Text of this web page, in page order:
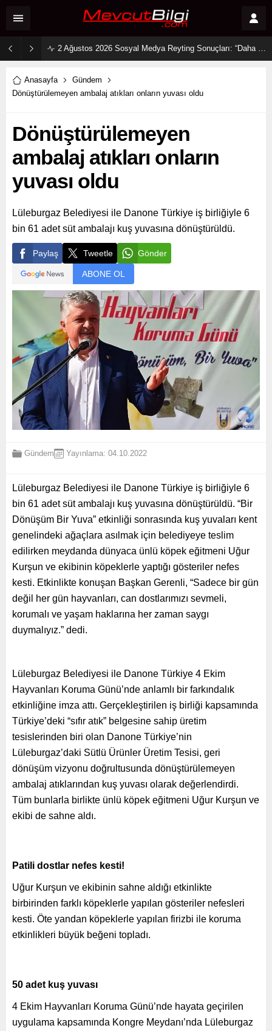
2 Ağustos 2026 Sosyal Medya Reyting Sonuçları: “Daha 17” Ekranlara Ambargo Koydu!
Anasayfa
Gündem
Dönüştürülemeyen ambalaj atıkları onların yuvası oldu
Dönüştürülemeyen
ambalaj atıkları onların
yuvası oldu
Lüleburgaz Belediyesi ile Danone Türkiye iş birliğiyle 6
bin 61 adet süt ambalajı kuş yuvasına dönüştürüldü.
Paylaş Tweetle Gönder
ABONE OL
Gündem Yayınlama: 04.10.2022
Lüleburgaz Belediyesi ile Danone Türkiye iş birliğiyle 6
bin 61 adet süt ambalajı kuş yuvasına dönüştürüldü. “Bir
Dönüşüm Bir Yuva” etkinliği sonrasında kuş yuvaları kent
genelindeki ağaçlara asılmak için belediyeye teslim
edilirken meydanda dünyaca ünlü köpek eğitmeni Uğur
Kurşun ve ekibinin köpeklerle yaptığı gösteriler nefes
kesti. Etkinlikte konuşan Başkan Gerenli, “Sadece bir gün
değil her gün hayvanları, can dostlarımızı sevmeli,
korumalı ve yaşam haklarına her zaman saygı
duymalıyız.” dedi.
Lüleburgaz Belediyesi ile Danone Türkiye 4 Ekim
Hayvanları Koruma Günü’nde anlamlı bir farkındalık
etkinliğine imza attı. Gerçekleştirilen iş birliği kapsamında
Türkiye’deki “sıfır atık” belgesine sahip üretim
tesislerinden biri olan Danone Türkiye’nin
Lüleburgaz’daki Sütlü Ürünler Üretim Tesisi, geri
dönüşüm vizyonu doğrultusunda dönüştürülemeyen
ambalaj atıklarından kuş yuvası olarak değerlendirdi.
Tüm bunlarla birlikte ünlü köpek eğitmeni Uğur Kurşun ve
ekibi de sahne aldı.
Patili dostlar nefes kesti!
Uğur Kurşun ve ekibinin sahne aldığı etkinlikte
birbirinden farklı köpeklerle yapılan gösteriler nefesleri
kesti. Öte yandan köpeklerle yapılan firizbi ile koruma
etkinlikleri büyük beğeni topladı.
50 adet kuş yuvası
4 Ekim Hayvanları Koruma Günü’nde hayata geçirilen
uygulama kapsamında Kongre Meydanı’nda Lüleburgaz